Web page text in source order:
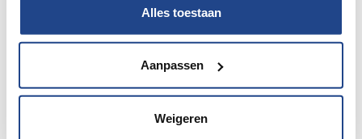
Alles toestaan
Aanpassen
Weigeren
Acrylic Glass Polish 75 ml,
Dometic Clean&Care;